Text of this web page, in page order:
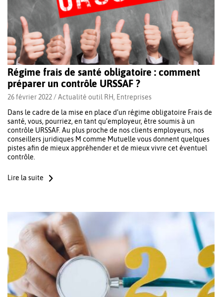
Régime frais de santé obligatoire : comment
préparer un contrôle URSSAF ?
26 février 2022 /Actualité outil RH, Entreprises
Dans le cadre de la mise en place d’un régime obligatoire Frais de
santé, vous, pourriez, en tant qu’employeur, être soumis à un
contrôle URSSAF. Au plus proche de nos clients employeurs, nos
conseillers juridiques M comme Mutuelle vous donnent quelques
pistes afin de mieux appréhender et de mieux vivre cet éventuel
contrôle.
Lire la suite